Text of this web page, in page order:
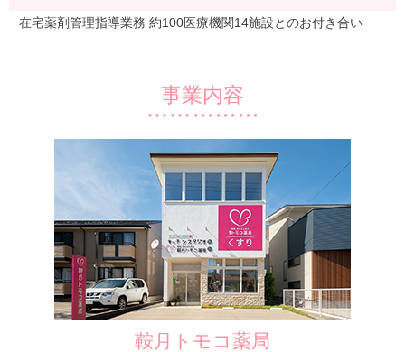
在宅薬剤管理指導業務 約100医療機関14施設とのお付き合い
事業内容
鞍月トモコ薬局